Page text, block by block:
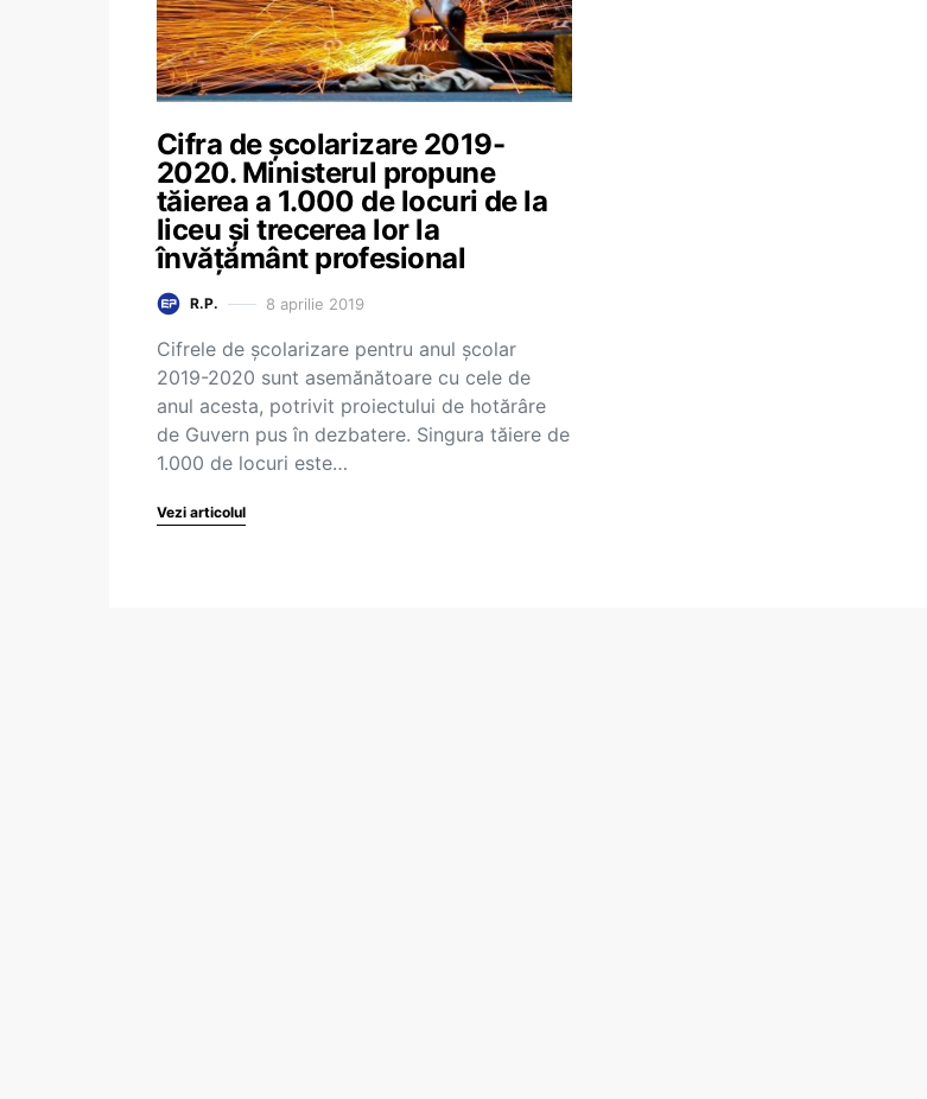
Cifra de școlarizare 2019-
2020. Ministerul propune
tăierea a 1.000 de locuri de la
liceu și trecerea lor la
învățământ profesional
R.P. 8 aprilie 2019
Cifrele de școlarizare pentru anul școlar
2019-2020 sunt asemănătoare cu cele de
anul acesta, potrivit proiectului de hotărâre
de Guvern pus în dezbatere. Singura tăiere de
1.000 de locuri este…
Vezi articolul